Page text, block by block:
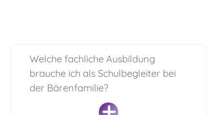
Welche fachliche Ausbildung
brauche ich als Schulbegleiter bei
der Bärenfamilie?